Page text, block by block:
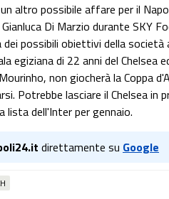
altro possibile affare per il
Gianluca Di Marzio durante SKY
possibili obiettivi della società
egiziana di 22 anni del Chelsea
non giocherà la Coppa
Potrebbe lasciare il Chelsea
lista dell'Inter per gennaio.
direttamente su Google